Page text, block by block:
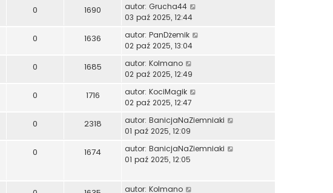
0 1690 autor: Grucha44
03 paź 2025, 12:44
0 1636 autor: PanDżemik
02 paź 2025, 13:04
0 1685 autor: Kolmano
02 paź 2025, 12:49
0 1716 autor: KociMagik
02 paź 2025, 12:47
0 2318 autor: BanicjaNaZiemniaki
01 paź 2025, 12:09
0 1674 autor: BanicjaNaZiemniaki
01 paź 2025, 12:05
autor: Kolmano